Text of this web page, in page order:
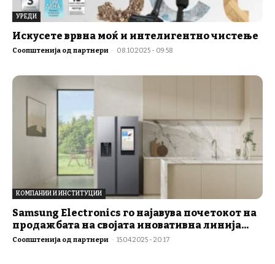
УРЕДИ
Искусете врвна моќ и интелигентно чистење
Соопштенија од партнери - 08.10.2025 - 09:58
КОМПАНИИ И ИНСТИТУЦИИ
Samsung Electronics го најавува почетокот на
продажбата на својата иновативна линија...
Соопштенија од партнери - 15.04.2025 - 20:17